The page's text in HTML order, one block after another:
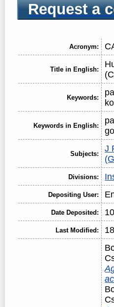
Request a
Acronym:
Title in English:
Keywords:
Keywords in English:
Subjects:
J
Divisions:
Depositing User:
Date Deposited:
Last Modified: